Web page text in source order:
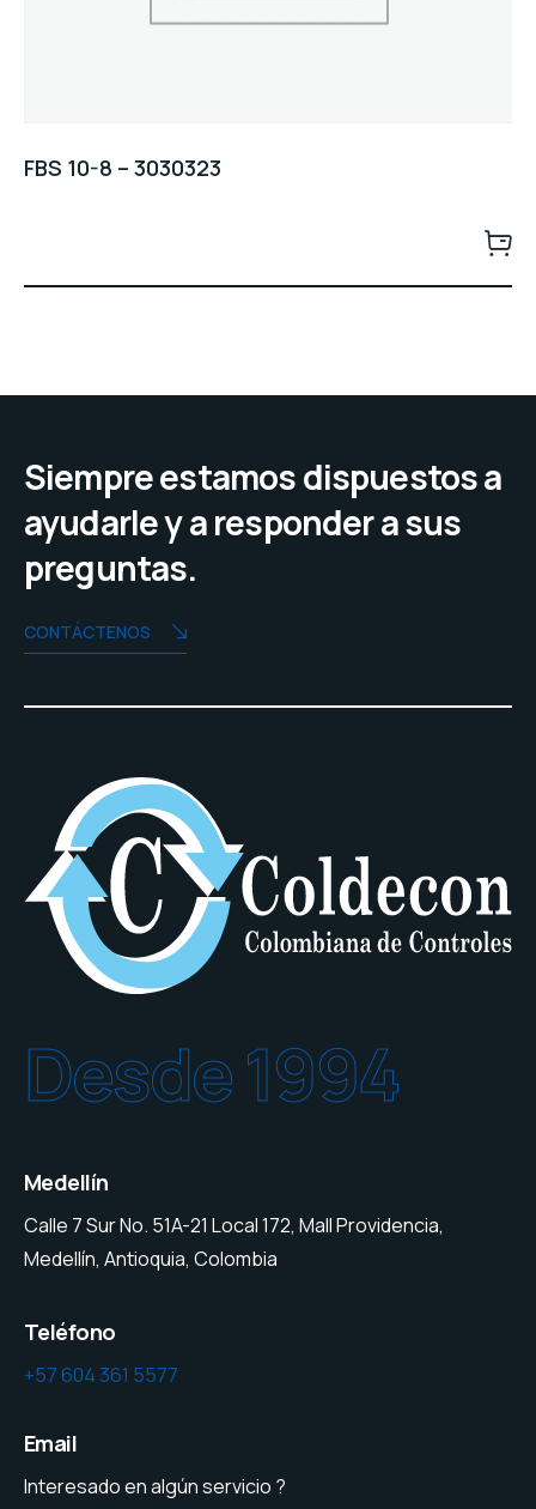
FBS 10-8 – 3030323
Siempre estamos dispuestos a
ayudarle y a responder a sus
preguntas.
CONTÁCTENOS
Desde 1994
Medellín
Calle 7 Sur No. 51A-21 Local 172, Mall Providencia,
Medellín, Antioquia, Colombia
Teléfono
+57 604 361 5577
Email
Interesado en algún servicio ?